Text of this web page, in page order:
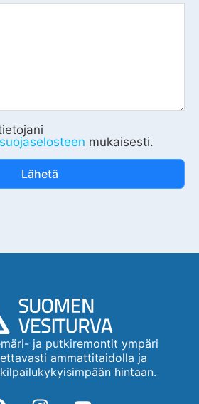
mukaisesti.
Lähetä
ja putkiremontit ympäri
ammattitaidolla ja
hintaan.